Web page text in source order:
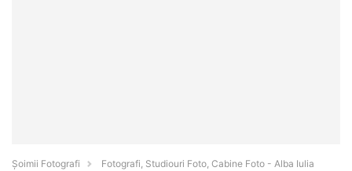
Șoimii Fotografi
Fotografi, Studiouri Foto, Cabine Foto - Alba Iulia